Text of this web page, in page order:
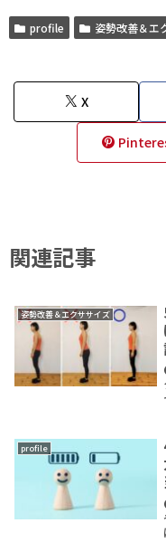
profile 姿勢改善＆エ
X
関連記事
姿勢改善＆エクササイズ
profile